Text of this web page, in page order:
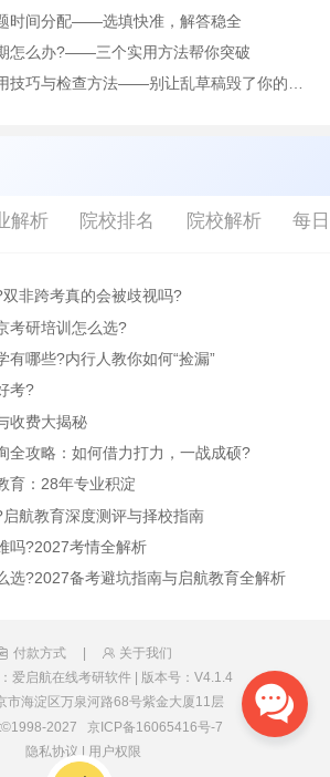
时间分配——选填快准，解答稳全
怎么办?——三个实用方法帮你突破
巧与检查方法——别让乱草稿毁了你的分数
解析 院校排名 院校解析 每
非跨考真的会被歧视吗?
考研培训怎么选?
有哪些?内行人教你如何“捡漏”
考?
收费大揭秘
全攻略：如何借力打力，一战成硕?
育：28年专业积淀
航教育深度测评与择校指南
吗?2027考情全解析
选?2027备考避坑指南与启航教育全解析
付款方式 |
关于我们
爱启航在线考研软件
版本号：V4.1.4
市海淀区万泉河路68号紫金大厦11层
2027 京ICP备16065416号-7
隐私协议 | 用户权限